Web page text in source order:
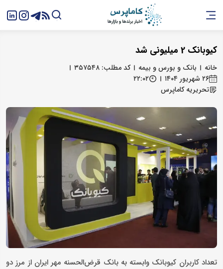
کیوبانک 2 میلیونی شد
خانه بانک و بورس و بیمه
کد مطلب: ۳۵۷۵۴۸
۲۶ شهریور ۱۴۰۴
۲۲:۰۲
تحریریه کاماپرس
تعداد کاربران کیوبانک وابسته به بانک قرض‌الحسنه مهر ایران از مرز دو